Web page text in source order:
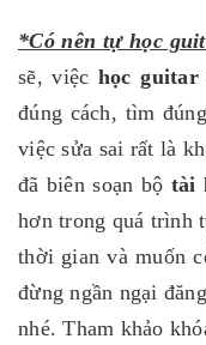
*Có nên tự học
sẽ, việc học guitar
đúng cách, tìm
việc sửa sai rất là
đã biên soạn bộ tài
hơn trong quá trình
thời gian và muốn
đừng ngần ngại
nhé. Tham khảo